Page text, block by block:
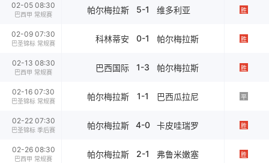
02-05 08:30
巴西甲 常规赛 帕尔梅拉斯 5-1 维多利亚 胜
02-09 07:30
巴圣锦标 常规赛 科林蒂安 0-1 帕尔梅拉斯 胜
02-13 08:30
巴西甲 常规赛 巴西国际 1-3 帕尔梅拉斯 胜
02-16 07:30
巴圣锦标 常规赛 帕尔梅拉斯 1-1 巴西瓜拉尼 平
02-22 07:30
巴圣锦标 季后赛 帕尔梅拉斯 4-0 卡皮哇瑞罗 胜
02-26 08:30
巴西甲 常规赛 帕尔梅拉斯 2-1 弗鲁米嫩塞 胜